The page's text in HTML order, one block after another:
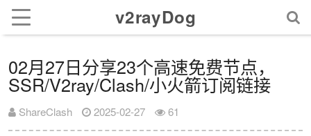
v2rayDog
02月27日分享23个高速免费节点，
SSR/V2ray/Clash/小火箭订阅链接
ShareClash 2025-02-27 61